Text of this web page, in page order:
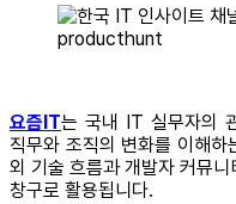
요즘IT는 국내 IT 실무자의
직무와 조직의 변화를 이해하
외 기술 흐름과 개발자 커뮤
창구로 활용됩니다.